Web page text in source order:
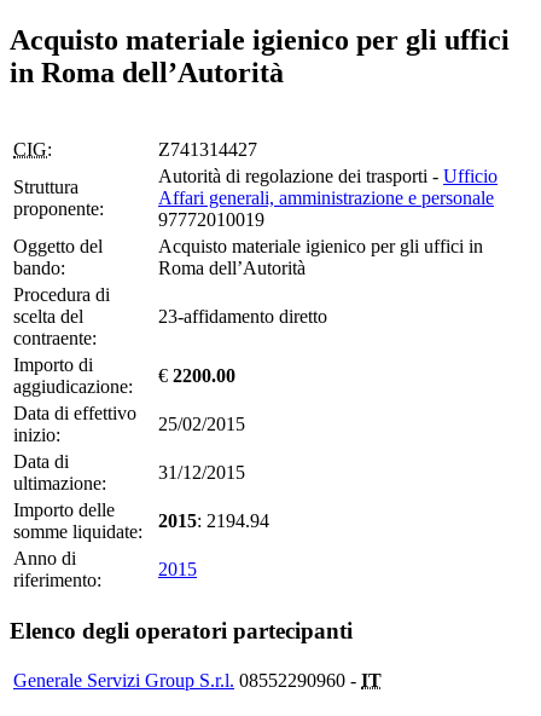
Acquisto materiale igienico per gli uffici
in Roma dell’Autorità
CIG:
Z741314427
Struttura
proponente:
Autorità di regolazione dei trasporti - Ufficio
Affari generali, amministrazione e personale
97772010019
Oggetto del
bando:
Acquisto materiale igienico per gli uffici in
Roma dell’Autorità
Procedura di
scelta del
contraente:
23-affidamento diretto
Importo di
aggiudicazione:
€ 2200.00
Data di effettivo
inizio:
25/02/2015
Data di
ultimazione:
31/12/2015
Importo delle
somme liquidate:
2015: 2194.94
Anno di
riferimento:
2015
Elenco degli operatori partecipanti
Generale Servizi Group S.r.l. 08552290960 - IT